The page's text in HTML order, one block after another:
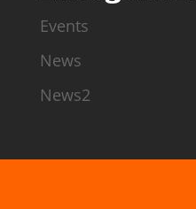
Events
News
News2